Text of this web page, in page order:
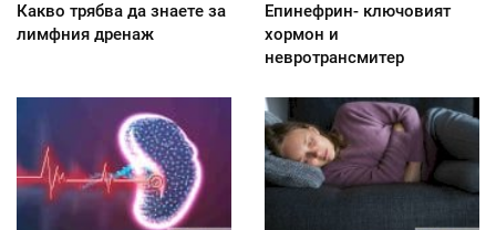
Какво трябва да знаете за
лимфния дренаж
Епинефрин- ключовият
хормон и
невротрансмитер